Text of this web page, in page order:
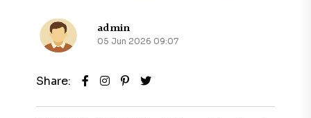
admin
05 Jun 2026 09:07
Share: